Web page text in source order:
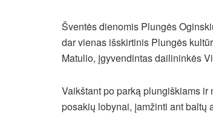
Šventės dienomis Plungės
dar vienas išskirtinis Plungės
Matulio, įgyvendintas dailininkės
Vaikštant po parką plungiškiams
posakių lobynai, įamžinti ant baltų